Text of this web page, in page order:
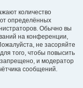
количество
определённых
Обычно вы
на конференции,
не засоряйте
того, чтобы повысить
и модератор
сообщений.